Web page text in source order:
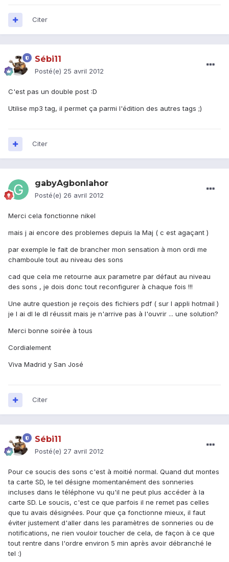
Citer
Sébi11
Posté(e) 25 avril 2012
C'est pas un double post :D
Utilise mp3 tag, il permet ça parmi l'édition des autres tags ;)
Citer
gabyAgbonlahor
Posté(e) 26 avril 2012
Merci cela fonctionne nikel
mais j ai encore des problemes depuis la Maj ( c est agaçant )
par exemple le fait de brancher mon sensation à mon ordi me
chamboule tout au niveau des sons
cad que cela me retourne aux parametre par défaut au niveau
des sons , je dois donc tout reconfigurer à chaque fois !!!
Une autre question je reçois des fichiers pdf ( sur l appli hotmail )
je l ai dl le dl réussit mais je n'arrive pas à l'ouvrir ... une solution?
Merci bonne soirée à tous
Cordialement
Viva Madrid y San José
Citer
Sébi11
Posté(e) 27 avril 2012
Pour ce soucis des sons c'est à moitié normal. Quand dut montes
ta carte SD, le tel désigne momentanément des sonneries
incluses dans le téléphone vu qu'il ne peut plus accéder à la
carte SD. Le soucis, c'est ce que parfois il ne remet pas celles
que tu avais désignées. Pour que ça fonctionne mieux, il faut
éviter justement d'aller dans les paramètres de sonneries ou de
notifications, ne rien vouloir toucher de cela, de façon à ce que
tout rentre dans l'ordre environ 5 min après avoir débranché le
tel :)